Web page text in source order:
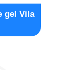
gel Vila